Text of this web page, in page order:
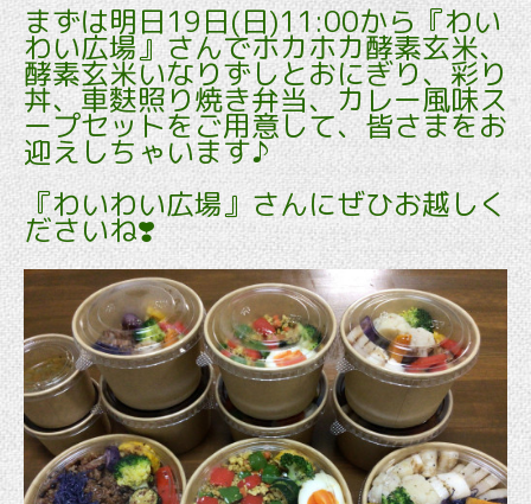
まずは明日19日(日)11:00から『わい
わい広場』さんでホカホカ酵素玄米、
酵素玄米いなりずしとおにぎり、彩り
丼、車麩照り焼き弁当、カレー風味ス
ープセットをご用意して、皆さまをお
迎えしちゃいます♪
『わいわい広場』さんにぜひお越しく
ださいね❣️